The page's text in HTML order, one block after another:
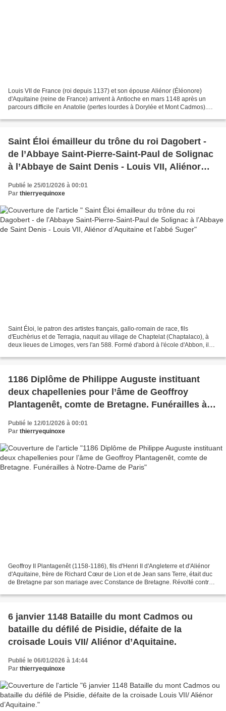
Louis VII de France (roi depuis 1137) et son épouse Aliénor (Éléonore)
d'Aquitaine (reine de France) arrivent à Antioche en mars 1148 après un
parcours difficile en Anatolie (pertes lourdes à Dorylée et Mont Cadmos).
Saint Éloi émailleur du trône du roi Dagobert -
de l’Abbaye Saint-Pierre-Saint-Paul de Solignac
à l’Abbaye de Saint Denis - Louis VII, Aliénor
d’Aquitaine et l’abbé Suger
Publié le 25/01/2026 à 00:01
Par thierryequinoxe
Saint Éloi, le patron des artistes français, gallo-romain de race, fils
d'Euchèrius et de Terragia, naquit au village de Chaptelat (Chaptalaco), à
deux lieues de Limoges, vers l'an 588. Formé d'abord à l'école d'Abbon, il
1186 Diplôme de Philippe Auguste instituant
deux chapellenies pour l’âme de Geoffroy
Plantagenêt, comte de Bretagne. Funérailles à
Publié le 12/01/2026 à 00:01
Par thierryequinoxe
Geoffroy II Plantagenêt (1158-1186), fils d'Henri II d'Angleterre et d'Aliénor
d'Aquitaine, frère de Richard Cœur de Lion et de Jean sans Terre, était duc
de Bretagne par son mariage avec Constance de Bretagne. Révolté contre
6 janvier 1148 Bataille du mont Cadmos ou
bataille du défilé de Pisidie, défaite de la
croisade Louis VII/ Aliénor d’Aquitaine.
Publié le 06/01/2026 à 14:44
Par thierryequinoxe